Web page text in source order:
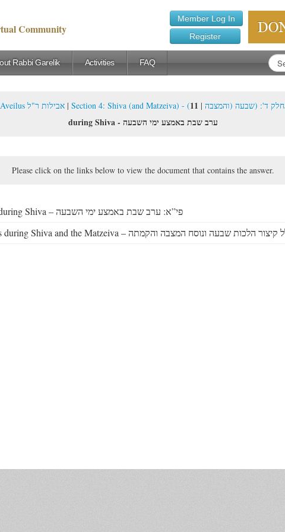
Community
Member Log In
Register
Rabbi Garelik Activities FAQ
Aveilus אבילות ר"ל| Section 4: Shiva (and Matzeiva) - (חלק ד': (שבעה (והמצבה |
11. Erev Shabbos
during Shiva - ערב שבת באמצע ימי השבעה
Please click on the links below to view the document that contains the answer.
11. Erev Shabbos during Shiva – פי”א: ערב שבת באמצע ימי השבעה